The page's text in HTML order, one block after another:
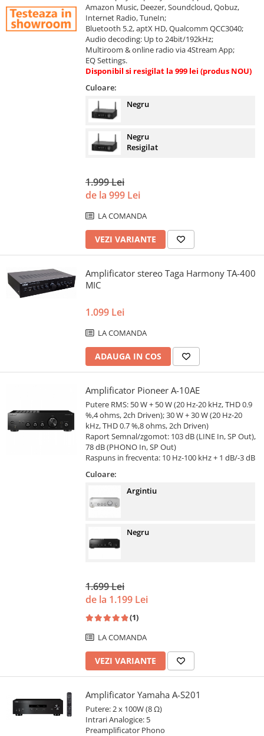
Amazon Music, Deezer, Soundcloud, Qobuz,
Internet Radio, TuneIn;
Bluetooth 5.2, aptX HD, Qualcomm QCC3040;
Audio decoding: Up to 24bit/192kHz;
Multiroom & online radio via 4Stream App;
EQ Settings.
Disponibil si resigilat la 999 lei (produs NOU)
Culoare:
Negru
Negru
Resigilat
1.999 Lei
de la 999 Lei
LA COMANDA
VEZI VARIANTE
Amplificator stereo Taga Harmony TA-400
MIC
1.099 Lei
LA COMANDA
ADAUGA IN COS
Amplificator Pioneer A-10AE
Putere RMS: 50 W + 50 W (20 Hz-20 kHz, THD 0.9
%,4 ohms, 2ch Driven); 30 W + 30 W (20 Hz-20
kHz, THD 0.7 %,8 ohms, 2ch Driven)
Raport Semnal/zgomot: 103 dB (LINE In, SP Out),
78 dB (PHONO In, SP Out)
Raspuns in frecventa: 10 Hz-100 kHz + 1 dB/-3 dB
Culoare:
Argintiu
Negru
1.699 Lei
de la 1.199 Lei
(1)
LA COMANDA
VEZI VARIANTE
Amplificator Yamaha A-S201
Putere: 2 x 100W (8 Ω)
Intrari Analogice: 5
Preamplificator Phono